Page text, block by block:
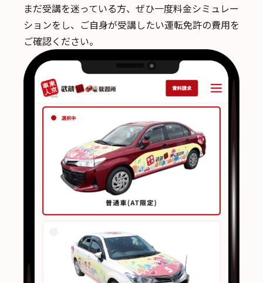
まだ受講を迷っている方、ぜひ一度料金シミュレー
ションをし、ご自身が受講したい運転免許の費用を
ご確認ください。